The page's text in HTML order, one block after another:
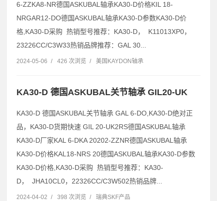
6-ZZKA8-NR德国ASKUBAL轴承KA30-D价格KIL 18-
NRGAR12-DO德国ASKUBAL轴承KA30-D参数KA30-D价
格,KA30-D采购 热销型号推荐：KA30-D， K11013XP0，
23226CC/C3W33热销品牌推荐：GAL 30...
2024-05-06 / 426 次浏览 / 美国KAYDON轴承
KA30-D 德国ASKUBAL关节轴承 GIL20-UK
KA30-D 德国ASKUBAL关节轴承 GAL 6-DO,KA30-D绝对正
品，KA30-D货期快速 GIL 20-UK2RS德国ASKUBAL轴承
KA30-D厂家KAL 6-DKA 20202-ZZNR德国ASKUBAL轴承
KA30-D价格KAL18-NRS 20德国ASKUBAL轴承KA30-D参数
KA30-D价格,KA30-D采购 热销型号推荐：KA30-
D， JHA10CL0，22326CC/C3W502热销品牌...
2024-04-02 / 398 次浏览 / 瑞典SKF产品